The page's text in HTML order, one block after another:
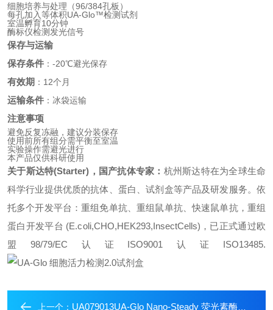
细胞培养与处理（96/384孔板）
每孔加入等体积UA-Glo™检测试剂
室温孵育10分钟
酶标仪检测发光信号
保存与运输
保存条件 ：-20℃避光保存
有效期 ：12个月
运输条件 ：冰袋运输
注意事项
避免反复冻融，建议分装保存
使用前所有组分需平衡至室温
实验操作需避光进行
本产品仅供科研使用
关于斯达特(Starter)，国产抗体专家： 杭州斯达特在为全球生命
科学行业提供优质的抗体、蛋白、试剂盒等产品及研发服务。依
托多个开发平台：重组免单抗、重组鼠单抗、快速鼠单抗，重组
蛋白开发平台 (E.coli,CHO,HEK293,InsectCells)，已正式通过欧
盟98/79/EC认证ISO9001认证ISO13485.
上一个： UA079013UA-Glo Nano-Steady 荧光素酶检测试剂盒